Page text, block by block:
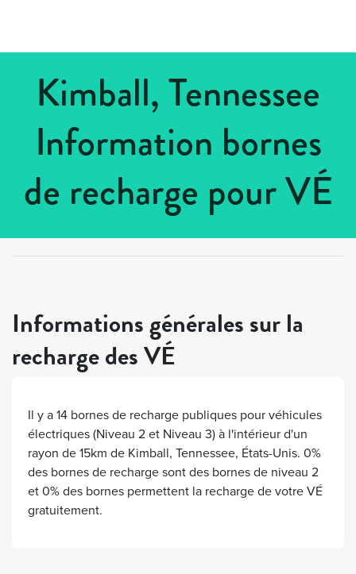
Kimball, Tennessee
Information bornes
de recharge pour VÉ
> Tennessee
Informations générales sur la
recharge des VÉ
Il y a 14 bornes de recharge publiques pour véhicules
électriques (Niveau 2 et Niveau 3) à l'intérieur d'un
rayon de 15km de Kimball, Tennessee, États-Unis. 0%
des bornes de recharge sont des bornes de niveau 2
et 0% des bornes permettent la recharge de votre VÉ
gratuitement.